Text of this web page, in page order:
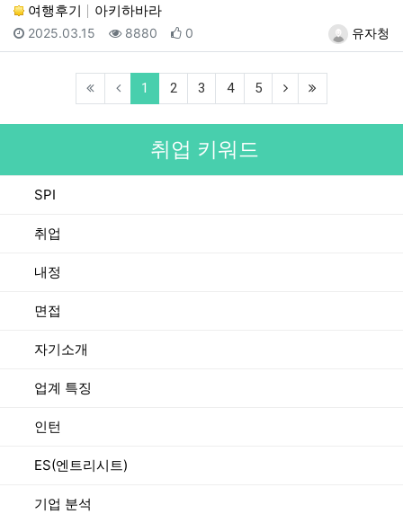
여행후기 아키하바라
등록자유자청
등록일
2025.03.15 조회
8880 추천
0
1 (current)
2 3 4 5 (next)
취업 키워드
SPI
취업
내정
면접
자기소개
업계 특징
인턴
ES(엔트리시트)
기업 분석